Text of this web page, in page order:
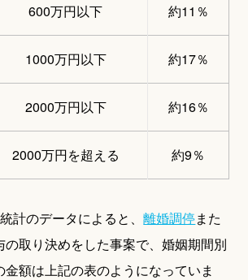
600万円以下 約11％
1000万円以下 約17％
2000万円以下 約16％
2000万円を超える 約9％
計のデータによると、離婚調停また
の取り決めをした事案で、婚姻期間別
額は上記の表のようになっていま